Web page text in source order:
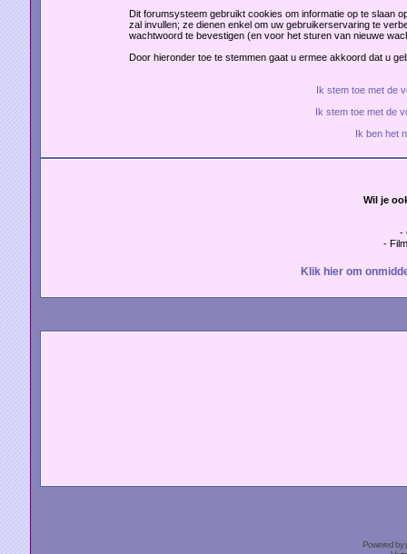
Dit forumsysteem gebruikt cookies om informatie op te slaan
zal invullen; ze dienen enkel om uw gebruikerservaring te
wachtwoord te bevestigen (en voor het sturen van nieuwe
Door hieronder toe te stemmen gaat u ermee akkoord dat u
Ik stem toe met de
Ik stem toe met de
Ik ben het
Wil je
-
-
Klik hier om
Powered by